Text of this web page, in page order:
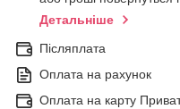
Детальніше
Післяплата
Оплата на рахунок
Оплата на карту